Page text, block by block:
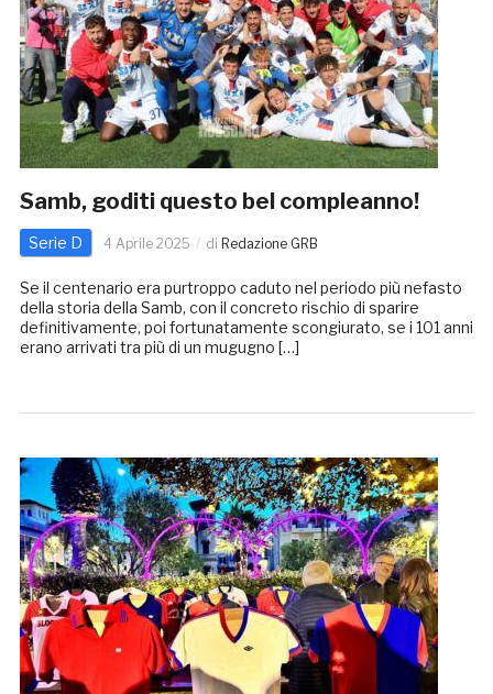
Samb, goditi questo bel compleanno!
Serie D 4 Aprile 2025 di Redazione GRB
Se il centenario era purtroppo caduto nel periodo più nefasto
della storia della Samb, con il concreto rischio di sparire
definitivamente, poi fortunatamente scongiurato, se i 101 anni
erano arrivati tra più di un mugugno […]